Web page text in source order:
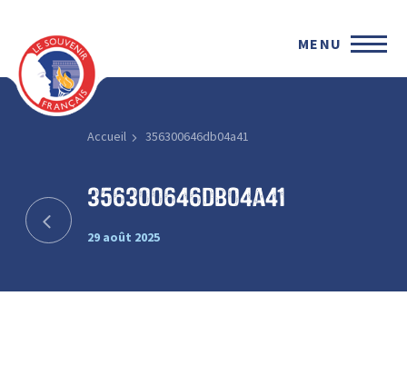
MENU
Accueil 356300646db04a41
356300646db04a41
29 août 2025